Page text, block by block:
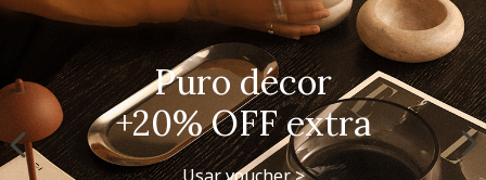
Puro décor
+20% OFF extra
Usar voucher >